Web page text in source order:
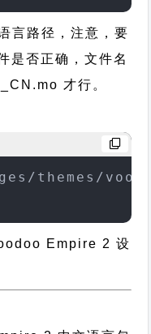
言路径，注意，要
是否正确，文件名
才行。
themes/
Empire 2 设